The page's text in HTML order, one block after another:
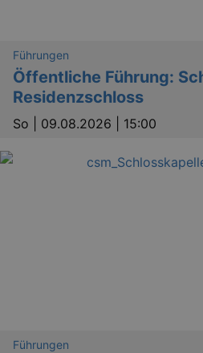
Führungen
Öffentliche Führung:
Residenzschloss
So | 09.08.2026 | 15:00
Führungen